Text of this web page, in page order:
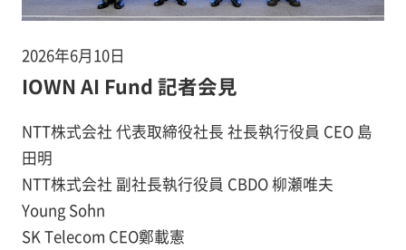
2026年6月10日
IOWN AI Fund 記者会見
NTT株式会社 代表取締役社長 社長執行役員 CEO 島
田明
NTT株式会社 副社長執行役員 CBDO 柳瀬唯夫
Young Sohn
SK Telecom CEO鄭載憲